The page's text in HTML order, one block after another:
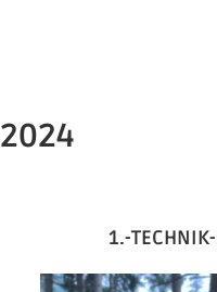
2024
1.-